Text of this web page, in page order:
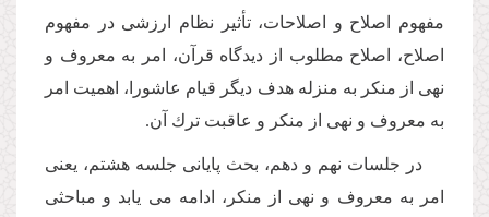
مفهوم اصلاح و اصلاحات، تأثیر نظام ارزشى در مفهوم
اصلاح، اصلاح مطلوب از دیدگاه قرآن، امر به معروف و
نهى از منكر به منزله هدف دیگر قیام عاشورا، اهمیت امر
به معروف و نهى از منكر و عاقبت ترك آن.
در جلسات نهم و دهم، بحث پایانى جلسه هشتم، یعنى
امر به معروف و نهى از منكر، ادامه مى یابد و مباحثى